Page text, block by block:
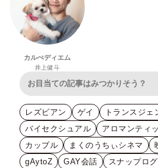
カルぺディエム
井上健斗
レズビアン ゲイ
トランスジェ
バイセクシュアル
アロマンティ
カップル
まくのうちぃシネマ
gAytoZ
GAY会話 スナップログ